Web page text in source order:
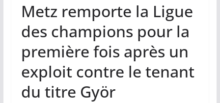
Metz remporte la Ligue
des champions pour la
première fois après un
exploit contre le tenant
du titre Györ